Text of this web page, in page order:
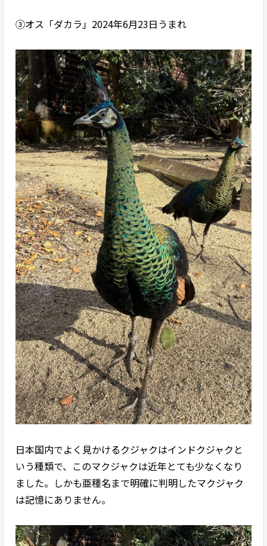
③オス「ダカラ」2024年6月23日うまれ
日本国内でよく見かけるクジャクはインドクジャクと
いう種類で、このマクジャクは近年とても少なくなり
ました。しかも亜種名まで明確に判明したマクジャク
は記憶にありません。